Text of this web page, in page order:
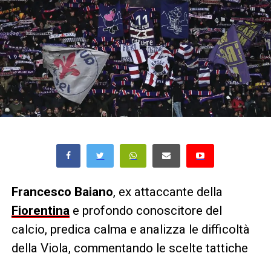
Francesco Baiano, ex attaccante della
Fiorentina e profondo conoscitore del
calcio, predica calma e analizza le difficoltà
della Viola, commentando le scelte tattiche